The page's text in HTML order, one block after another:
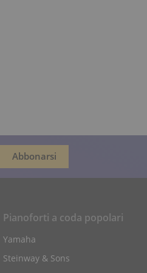
Pianoforti a coda popolari
Yamaha
Steinway & Sons